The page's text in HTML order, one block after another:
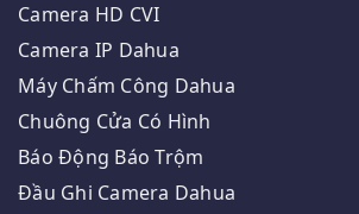
Camera HD CVI
Camera IP Dahua
Máy Chấm Công Dahua
Chuông Cửa Có Hình
Báo Động Báo Trộm
Đầu Ghi Camera Dahua